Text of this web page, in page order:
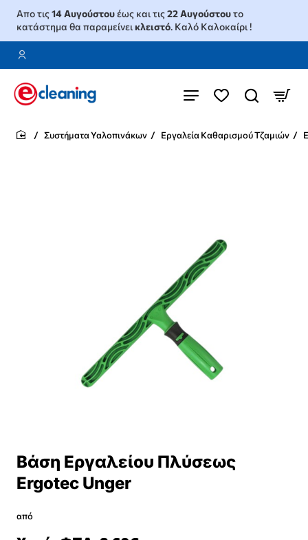
Απο τις14 Αυγούστουέως και τις22 Αυγούστουτο
κατάστημα θα παραμείνεικλειστό. Καλό Καλοκαίρι !
Συστήματα Υαλοπινάκων Εργαλεία Καθαρισμού Τζαμιών
Βάση Εργαλείου Πλύσεως
Ergotec Unger
από